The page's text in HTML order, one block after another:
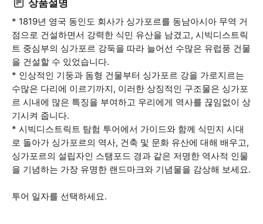
상품설명
* 1819년 영국 동인도 회사가 싱가포르를 동남아시아 무역 거
점으로 건설하면서 강력한 식민 유산을 남겼고, 시빅디스트릭
트 중심부의 싱가포르 강둑을 따라 늘어선 수많은 유럽풍 건물
을 건설할 수 있었습니다.
* 인상적인 기둥과 돔형 건물부터 싱가포르 강을 가로지르는
수많은 다리에 이르기까지, 이러한 상징적인 구조물은 싱가포
르 시내에 많은 특징을 부여하고 우리에게 역사를 끊임없이 상
기시켜 줍니다.
* 시빅디스트릭트 탐험 투어에서 가이드와 함께 식민지 시대
로 돌아가 싱가포르의 역사, 건축 및 문화 유산에 대해 배우고,
싱가포르의 설립자인 스탬포드 경과 같은 저명한 역사적 인물
을 기념하는 가장 유명한 랜드마크와 기념물을 감상해 보세요.
투어 일자를 선택하세요.